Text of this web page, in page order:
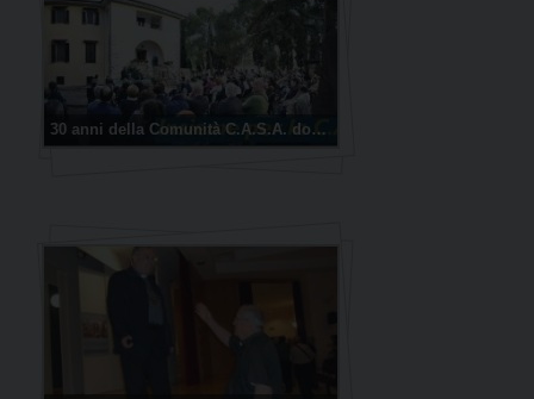
30 anni della Comunità C.A.S.A. don Tonino Bello